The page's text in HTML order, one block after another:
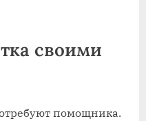
своими
помощника.